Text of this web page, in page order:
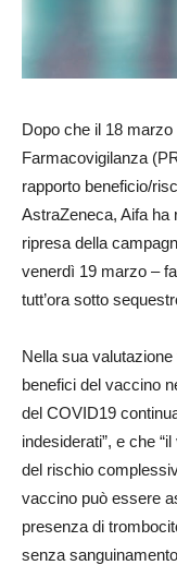
Dopo che il 18
Farmacovigilanza
rapporto beneficio/
AstraZeneca, Aifa ha
ripresa della
venerdì 19 marzo –
tutt’ora sotto
Nella sua
benefici del vaccino
del COVID19
indesiderati”, e che
del rischio
vaccino può essere
presenza di
senza